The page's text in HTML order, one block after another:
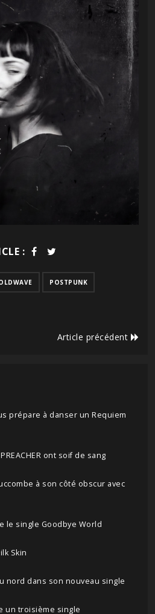
:
POSTPUNK
Article précédent
prépare à danser un Requiem
ont soif de sang
à son côté obscur avec
le single Goodbye World
Skin
nord dans son nouveau single
un troisième single